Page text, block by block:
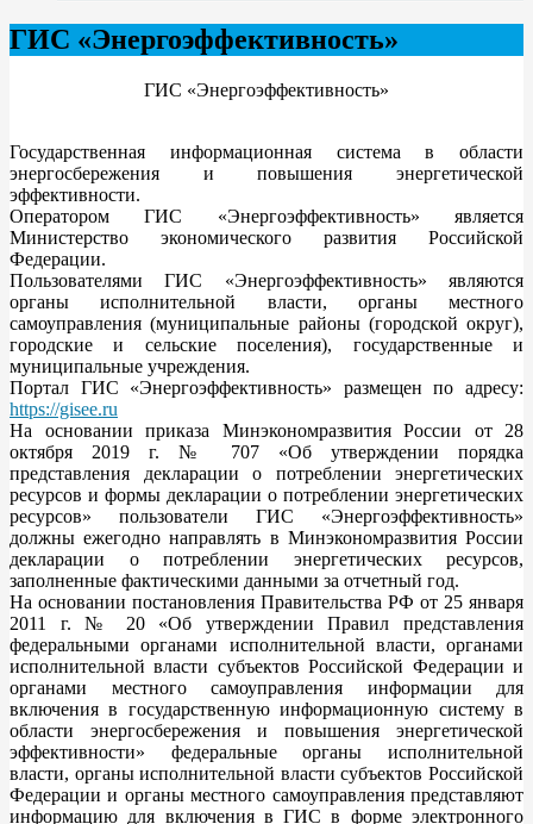
ГИС «Энергоэффективность»
ГИС «Энергоэффективность»
Государственная информационная система в области
энергосбережения и повышения энергетической
эффективности.
Оператором ГИС «Энергоэффективность» является
Министерство экономического развития Российской
Федерации.
Пользователями ГИС «Энергоэффективность» являются
органы исполнительной власти, органы местного
самоуправления (муниципальные районы (городской округ),
городские и сельские поселения), государственные и
муниципальные учреждения.
Портал ГИС «Энергоэффективность» размещен по адресу:
https://gisee.ru
На основании приказа Минэкономразвития России от 28
октября 2019 г. № 707 «Об утверждении порядка
представления декларации о потреблении энергетических
ресурсов и формы декларации о потреблении энергетических
ресурсов» пользователи ГИС «Энергоэффективность»
должны ежегодно направлять в Минэкономразвития России
декларации о потреблении энергетических ресурсов,
заполненные фактическими данными за отчетный год.
На основании постановления Правительства РФ от 25 января
2011 г. № 20 «Об утверждении Правил представления
федеральными органами исполнительной власти, органами
исполнительной власти субъектов Российской Федерации и
органами местного самоуправления информации для
включения в государственную информационную систему в
области энергосбережения и повышения энергетической
эффективности» федеральные органы исполнительной
власти, органы исполнительной власти субъектов Российской
Федерации и органы местного самоуправления представляют
информацию для включения в ГИС в форме электронного